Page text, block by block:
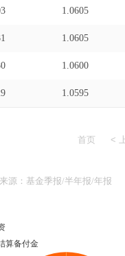
1.0605
1.0605
1.0600
1.0595
首页 <
源：基金季报/半年报/年报